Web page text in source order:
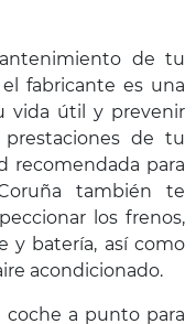
de tu
fabricante es una
vida útil y prevenir
prestaciones de tu
recomendada para
también te
los frenos,
y batería, así como
acondicionado.
a punto para